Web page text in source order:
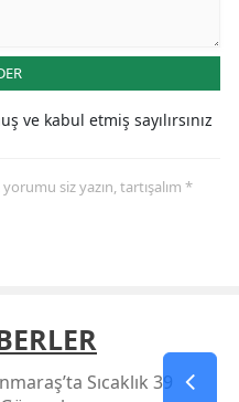
ve kabul etmiş sayılırsınız
siz yazın, tartışalım *
Sıcaklık 39